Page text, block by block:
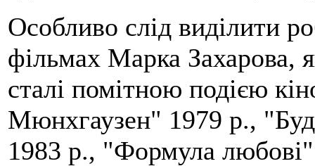
Особливо слід виділити
фільмах Марка Захарова,
сталі помітною подією
Мюнхгаузен" 1979 р.,
1983 р., "Формула